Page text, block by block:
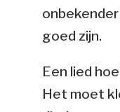
goed zijn.
Een lied
Het moet